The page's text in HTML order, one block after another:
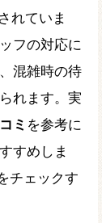
れていま
フの対応に
混雑時の待
れます。実
ミ を参考に
すめしま
チェックす